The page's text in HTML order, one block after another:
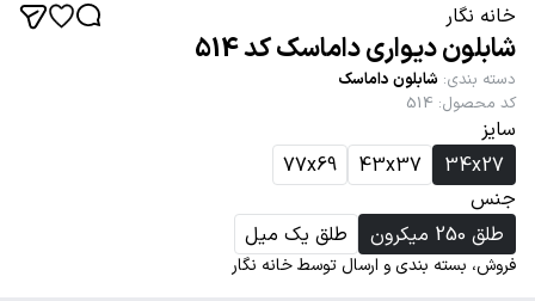
خانه نگار
شابلون دیواری داماسک کد 514
دسته بندی: شابلون داماسک
کد محصول:
514
سایز
34x27
43x37
77x69
جنس
طلق 250 میکرون
طلق یک میل
فروش، بسته بندی و ارسال توسط خانه نگار